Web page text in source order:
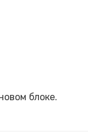
блоке.